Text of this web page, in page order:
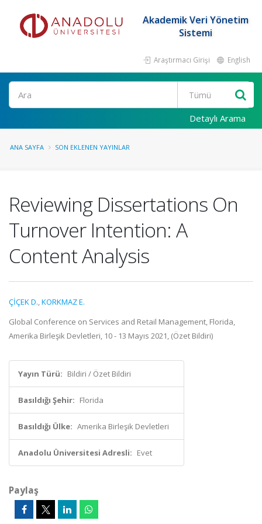
Akademik Veri Yönetim
Sistemi
Araştırmacı Girişi English
Ara
Detaylı Arama
ANA SAYFA SON EKLENEN YAYINLAR
Reviewing Dissertations On
Turnover Intention: A
Content Analysis
ÇİÇEK D.,KORKMAZ E.
Global Conference on Services and Retail Management, Florida,
Amerika Birleşik Devletleri, 10 - 13 Mayıs 2021, (Özet Bildiri)
Yayın Türü: Bildiri / Özet Bildiri
Basıldığı Şehir: Florida
Basıldığı Ülke: Amerika Birleşik Devletleri
Anadolu Üniversitesi Adresli: Evet
Paylaş